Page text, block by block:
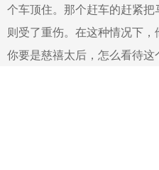
个车顶住。那个赶车的赶紧
则受了重伤。在这种情况下，
你要是慈禧太后，怎么看待这